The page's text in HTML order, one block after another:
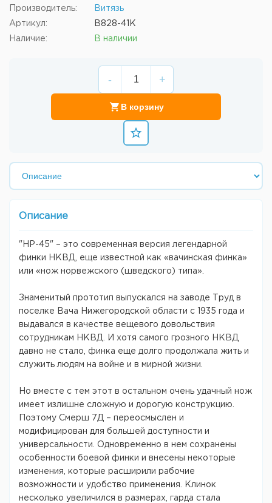
Производитель: Витязь
Артикул: В828-41К
Наличие: В наличии
- +
В корзину
Описание
"НР-45" – это современная версия легендарной
финки НКВД, еще известной как «вачинская финка»
или «нож норвежского (шведского) типа».
Знаменитый прототип выпускался на заводе Труд в
поселке Вача Нижегородской области с 1935 года и
выдавался в качестве вещевого довольствия
сотрудникам НКВД. И хотя самого грозного НКВД
давно не стало, финка еще долго продолжала жить и
служить людям на войне и в мирной жизни.
Но вместе с тем этот в остальном очень удачный нож
имеет излишне сложную и дорогую конструкцию.
Поэтому Смерш 7Д – переосмыслен и
модифицирован для большей доступности и
универсальности. Одновременно в нем сохранены
особенности боевой финки и внесены некоторые
изменения, которые расширили рабочие
возможности и удобство применения. Клинок
несколько увеличился в размерах, гарда стала